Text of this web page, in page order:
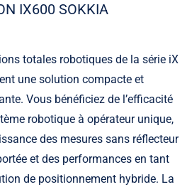
IX600 SOKKIA
totales robotiques de la série iX
une solution compacte et
Vous bénéficiez de l’efficacité
robotique à opérateur unique,
des mesures sans réflecteur
et des performances en tant
de positionnement hybride. La